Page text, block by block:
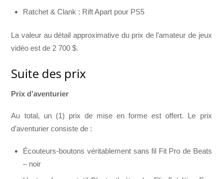
Ratchet & Clank : Rift Apart pour PS5
La valeur au détail approximative du prix de l’amateur de jeux
vidéo est de 2 700 $.
Suite des prix
Prix d’aventurier
Au total, un (1) prix de mise en forme est offert. Le prix
d’aventurier consiste de :
Écouteurs-boutons véritablement sans fil Fit Pro de Beats
– noir